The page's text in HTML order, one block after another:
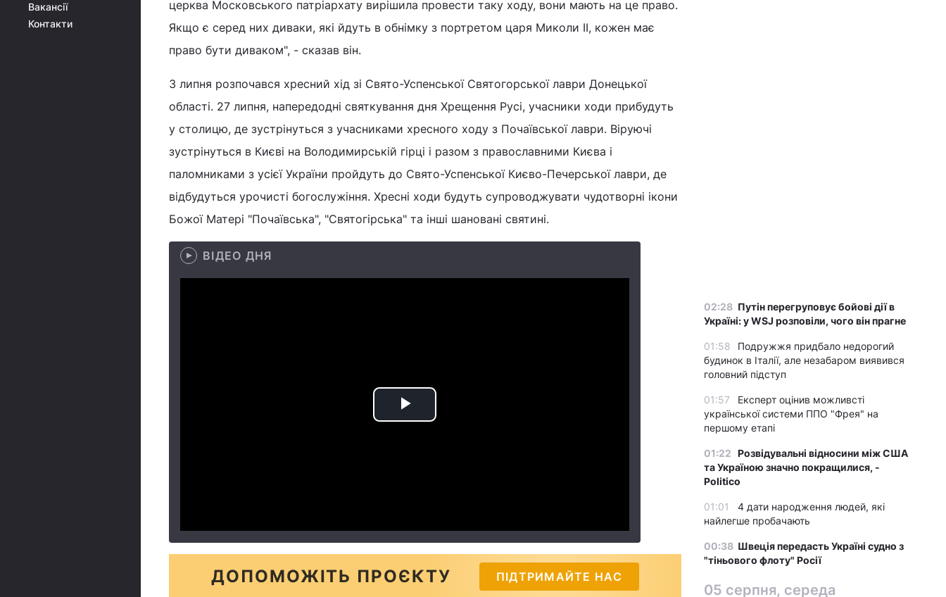
Вакансії
Контакти
церква Московського патріархату вирішила провести таку ходу, вони мають на це право.
Якщо є серед них диваки, які йдуть в обнімку з портретом царя Миколи II, кожен має
право бути диваком", - сказав він.
3 липня розпочався хресний хід зі Свято-Успенської Святогорської лаври Донецької
області. 27 липня, напередодні святкування дня Хрещення Русі, учасники ходи прибудуть
у столицю, де зустрінуться з учасниками хресного ходу з Почаївської лаври. Віруючі
зустрінуться в Києві на Володимирській гірці і разом з православними Києва і
паломниками з усієї України пройдуть до Свято-Успенської Києво-Печерської лаври, де
відбудуться урочисті богослужіння. Хресні ходи будуть супроводжувати чудотворні ікони
Божої Матері "Почаївська", "Святогірська" та інші шановані святині.
ВІДЕО ДНЯ
Play
ДОПОМОЖІТЬ ПРОЄКТУ ПІДТРИМАЙТЕ НАС
02:28 Путін перегруповує бойові дії в
Україні: у WSJ розповіли, чого він прагне
01:58
Подружжя придбало недорогий
будинок в Італії, але незабаром виявився
головний підступ
01:57
Експерт оцінив можливсті
української системи ППО "Фрея" на
першому етапі
01:22 Розвідувальні відносини між США
та Україною значно покращилися, -
Politico
01:01
4 дати народження людей, які
найлегше пробачають
00:38 Швеція передасть Україні судно з
"тіньового флоту" Росії
05 серпня, середа